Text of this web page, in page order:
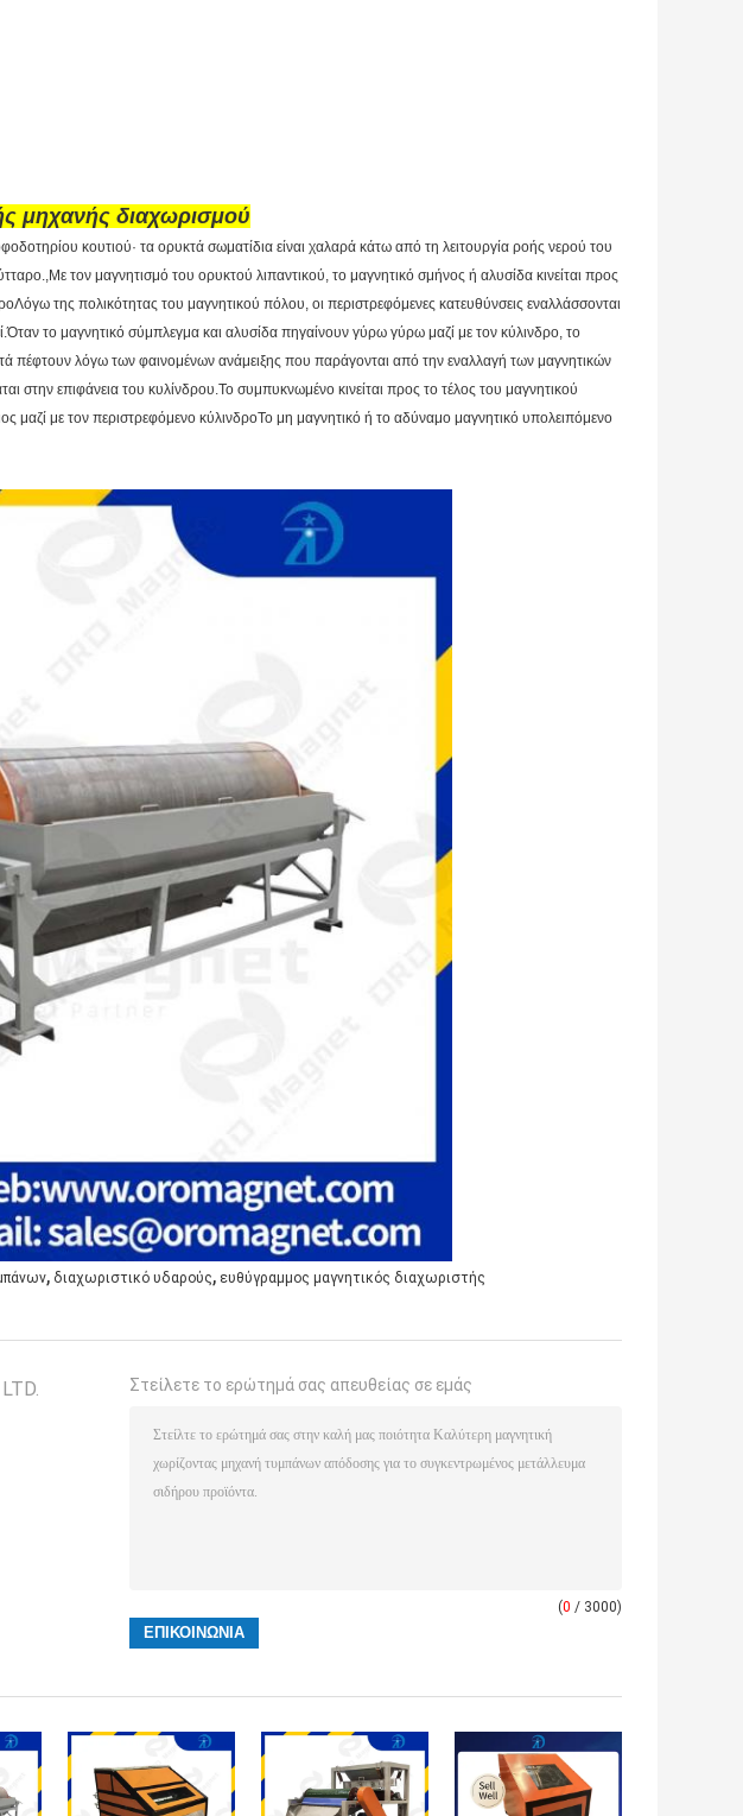
μηχανής διαχωρισμού
κουτιού· τα ορυκτά σωματίδια είναι χαλαρά κάτω από τη λειτουργία ροής νερού του
τον μαγνητισμό του ορυκτού λιπαντικού, το μαγνητικό σμήνος ή αλυσίδα κινείται προς
της πολικότητας του μαγνητικού πόλου, οι περιστρεφόμενες κατευθύνσεις εναλλάσσονται
το μαγνητικό σύμπλεγμα και αλυσίδα πηγαίνουν γύρω γύρω μαζί με τον κύλινδρο, το
πέφτουν λόγω των φαινομένων ανάμειξης που παράγονται από την εναλλαγή των μαγνητικών
στην επιφάνεια του κυλίνδρου.Το συμπυκνωμένο κινείται προς το τέλος του μαγνητικού
μαζί με τον περιστρεφόμενο κύλινδροΤο μη μαγνητικό ή το αδύναμο μαγνητικό υπολειπόμενο
, διαχωριστικό υδαρούς, ευθύγραμμος μαγνητικός διαχωριστής
Στείλετε το ερώτημά σας απευθείας σε εμάς
(0 / 3000)